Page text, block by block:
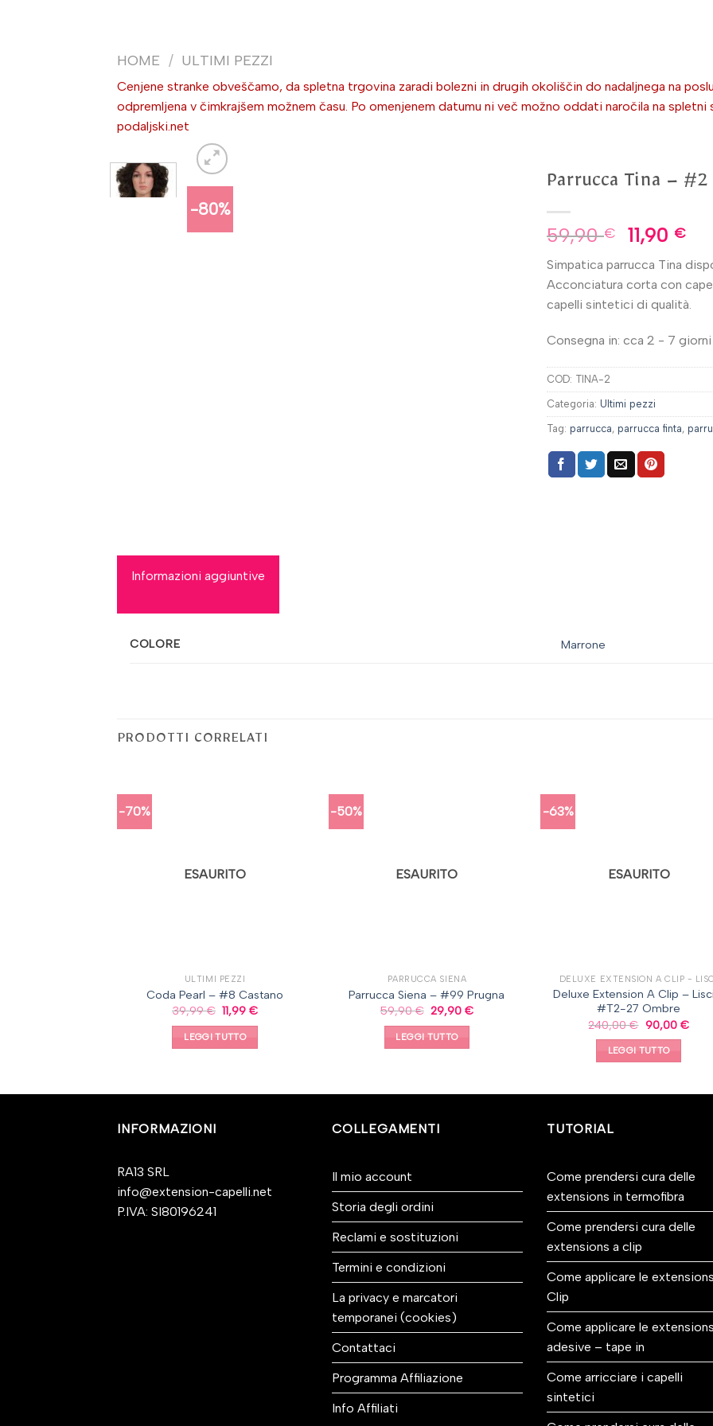
HOME / ULTIMI PEZZI
Cenjene stranke obveščamo, da spletna trgovina zaradi bolezni in drugih okoliščin do nadaljnega na
odpremljena v čimkrajšem možnem času. Po omenjenem datumu ni več možno oddati naročila na spletni
podaljski.net
-80%
Parrucca Tina –
59,90€ 11,90 €
Simpatica parrucca Tina
Acconciatura corta con
capelli sintetici di qualità.
Consegna in: cca 2 - 7
COD: TINA-2
Categoria: Ultimi pezzi
Tag: parrucca, parrucca finta,
Informazioni aggiuntive
COLORE Marrone
PRODOTTI CORRELATI
-70%
ESAURITO
ULTIMI PEZZI
Coda Pearl – #8 Castano
39,99€ 11,99€
LEGGI TUTTO
-50%
ESAURITO
PARRUCCA SIENA
Parrucca Siena – #99 Prugna
59,90€ 29,90€
LEGGI TUTTO
-63%
ESAURITO
DELUXE EXTENSION A CLIP - LISCI
Deluxe Extension A Clip –
#T2-27 Ombre
240,00€ 90,00 €
LEGGI TUTTO
INFORMAZIONI
RA13 SRL
info@extension-capelli.net
P.IVA: SI80196241
COLLEGAMENTI
Il mio account
Storia degli ordini
Reclami e sostituzioni
Termini e condizioni
La privacy e marcatori
temporanei (cookies)
Contattaci
Programma Affiliazione
Info Affiliati
TUTORIAL
Come prendersi cura delle
extensions in termofibra
Come prendersi cura delle
extensions a clip
Come applicare le
Clip
Come applicare le extensions
adesive – tape in
Come arricciare i capelli
sintetici